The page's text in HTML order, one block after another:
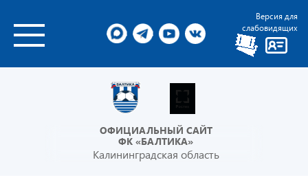
Версия для
слабовидящих
ОФИЦИАЛЬНЫЙ САЙТ
ФК «БАЛТИКА»
Калининградская область